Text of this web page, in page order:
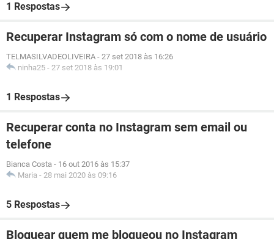
1 Respostas
Recuperar Instagram só com o nome de usuário
TELMASILVADEOLIVEIRA - 27 set 2018 às 16:26
ninha25 - 27 set 2018 às 19:01
1 Respostas
Recuperar conta no Instagram sem email ou
telefone
Bianca Costa - 16 out 2016 às 15:37
Maria - 28 mai 2020 às 09:16
5 Respostas
Bloquear quem me bloqueou no Instagram